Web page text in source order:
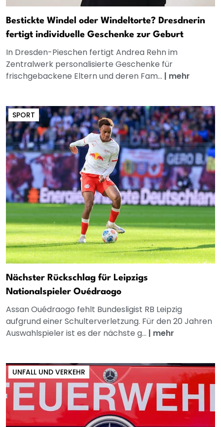
Bestickte Windel oder Windeltorte? Dresdnerin
fertigt individuelle Geschenke zur Geburt
In Dresden-Pieschen fertigt Andrea Rehn im
Zentralwerk personalisierte Geschenke für
frischgebackene Eltern und deren Fam... | mehr
SPORT
Nächster Rückschlag für Leipzigs
Nationalspieler Ouédraogo
Assan Ouédraogo fehlt Bundesligist RB Leipzig
aufgrund einer Schulterverletzung. Für den 20 Jahren
Auswahlspieler ist es der nächste g... | mehr
UNFALL UND VERKEHR